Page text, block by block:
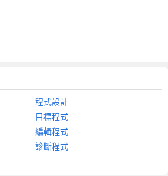
程式設計
目標程式
編輯程式
診斷程式